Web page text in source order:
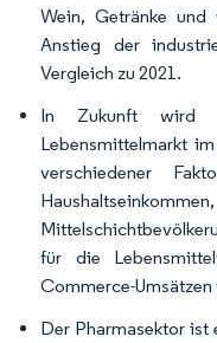
Wein, Getränke
Anstieg der
Vergleich zu 2021.
In Zukunft wird
Lebensmittelmarkt
verschiedener
für die
Commerce-
Der Pharmasektor ist